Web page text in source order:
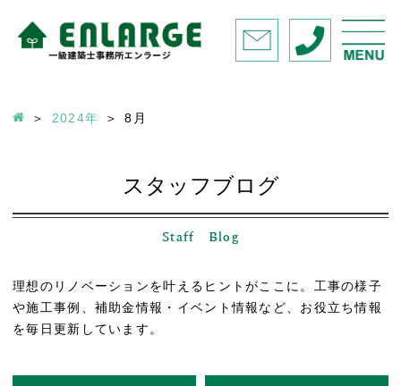
2024年 8 月
スタッフブログ
Staff Blog
理想のリノベーションを叶えるヒントがここに。工事の様子
や施工事例、補助金情報・イベント情報など、お役立ち情報
を毎日更新しています。